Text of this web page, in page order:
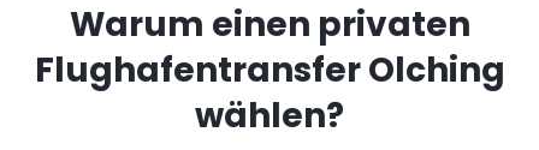
Warum einen privaten
Flughafentransfer Olching
wählen?